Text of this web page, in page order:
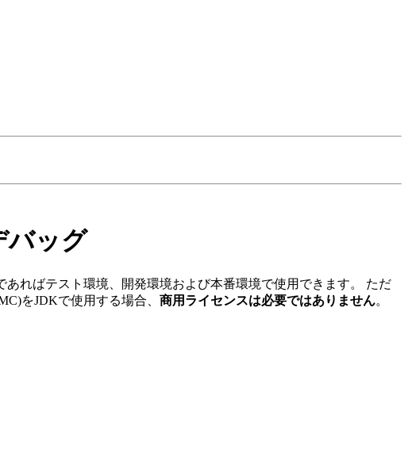
バッグ
ればテスト環境、開発環境および本番環境で使用できます。
ただ
をJDKで使用する場合、 商用ライセンスは必要ではありません。